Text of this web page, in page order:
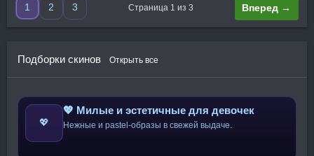
1 2 3 Страница 1 из 3 Вперед →
Подборки скинов Открыть все
💖
💖 Милые и эстетичные для девочек
Нежные и pastel-образы в свежей выдаче.